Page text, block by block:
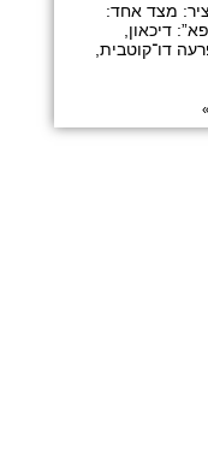
ציר: מצד אחד:
דיכאון,
דו־קוטבית,